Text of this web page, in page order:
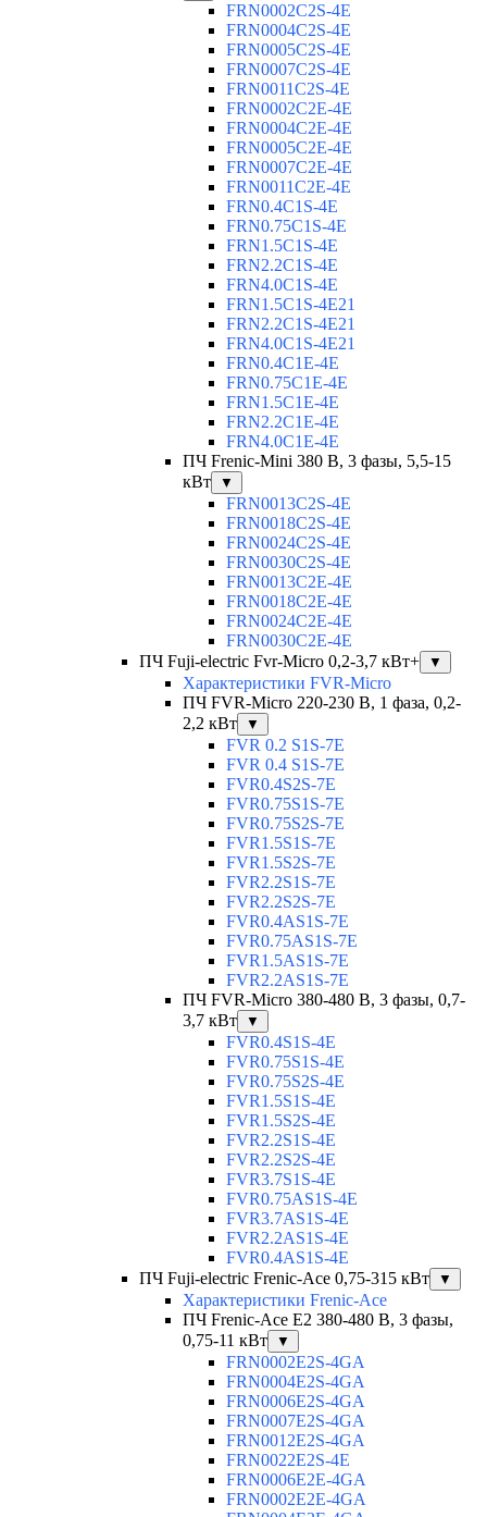
FRN0002C2S-4E
FRN0004C2S-4E
FRN0005C2S-4E
FRN0007C2S-4E
FRN0011C2S-4E
FRN0002C2E-4E
FRN0004C2E-4E
FRN0005C2E-4E
FRN0007C2E-4E
FRN0011C2E-4E
FRN0.4C1S-4E
FRN0.75C1S-4E
FRN1.5C1S-4E
FRN2.2C1S-4E
FRN4.0C1S-4E
FRN1.5C1S-4E21
FRN2.2C1S-4E21
FRN4.0C1S-4E21
FRN0.4C1E-4E
FRN0.75C1E-4E
FRN1.5C1E-4E
FRN2.2C1E-4E
FRN4.0C1E-4E
ПЧ Frenic-Mini 380 В, 3 фазы, 5,5-15
кВт
▼
FRN0013C2S-4E
FRN0018C2S-4E
FRN0024C2S-4E
FRN0030C2S-4E
FRN0013C2E-4E
FRN0018C2E-4E
FRN0024C2E-4E
FRN0030C2E-4E
ПЧ Fuji-electric Fvr-Micro 0,2-3,7 кВт+
▼
Характеристики FVR-Micro
ПЧ FVR-Micro 220-230 В, 1 фаза, 0,2-
2,2 кВт
▼
FVR 0.2 S1S-7E
FVR 0.4 S1S-7E
FVR0.4S2S-7E
FVR0.75S1S-7E
FVR0.75S2S-7E
FVR1.5S1S-7E
FVR1.5S2S-7E
FVR2.2S1S-7E
FVR2.2S2S-7E
FVR0.4AS1S-7E
FVR0.75AS1S-7E
FVR1.5AS1S-7E
FVR2.2AS1S-7E
ПЧ FVR-Micro 380-480 В, 3 фазы, 0,7-
3,7 кВт
▼
FVR0.4S1S-4E
FVR0.75S1S-4E
FVR0.75S2S-4E
FVR1.5S1S-4E
FVR1.5S2S-4E
FVR2.2S1S-4E
FVR2.2S2S-4E
FVR3.7S1S-4E
FVR0.75AS1S-4E
FVR3.7AS1S-4E
FVR2.2AS1S-4E
FVR0.4AS1S-4E
ПЧ Fuji-electric Frenic-Ace 0,75-315 кВт
▼
Характеристики Frenic-Ace
ПЧ Frenic-Ace E2 380-480 В, 3 фазы,
0,75-11 кВт
▼
FRN0002E2S-4GA
FRN0004E2S-4GA
FRN0006E2S-4GA
FRN0007E2S-4GA
FRN0012E2S-4GA
FRN0022E2S-4E
FRN0006E2E-4GA
FRN0002E2E-4GA